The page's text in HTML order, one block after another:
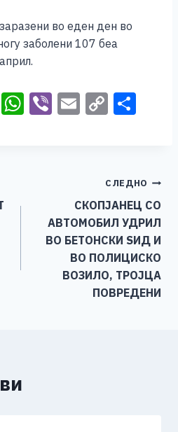
во еден ден во
заболени 107 беа
X W Vi E C
Li
n
k
СЛЕДНО
СКОПЈАНЕЦ СО
АВТОМОБИЛ УДРИЛ
ВО БЕТОНСКИ ЅИД И
ВО ПОЛИЦИСКО
ВОЗИЛО, ТРОЈЦА
ПОВРЕДЕНИ